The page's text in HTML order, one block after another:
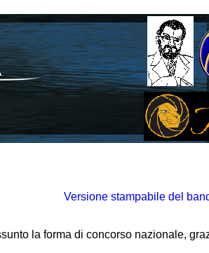
Versione stampabile del
la forma di concorso nazionale,